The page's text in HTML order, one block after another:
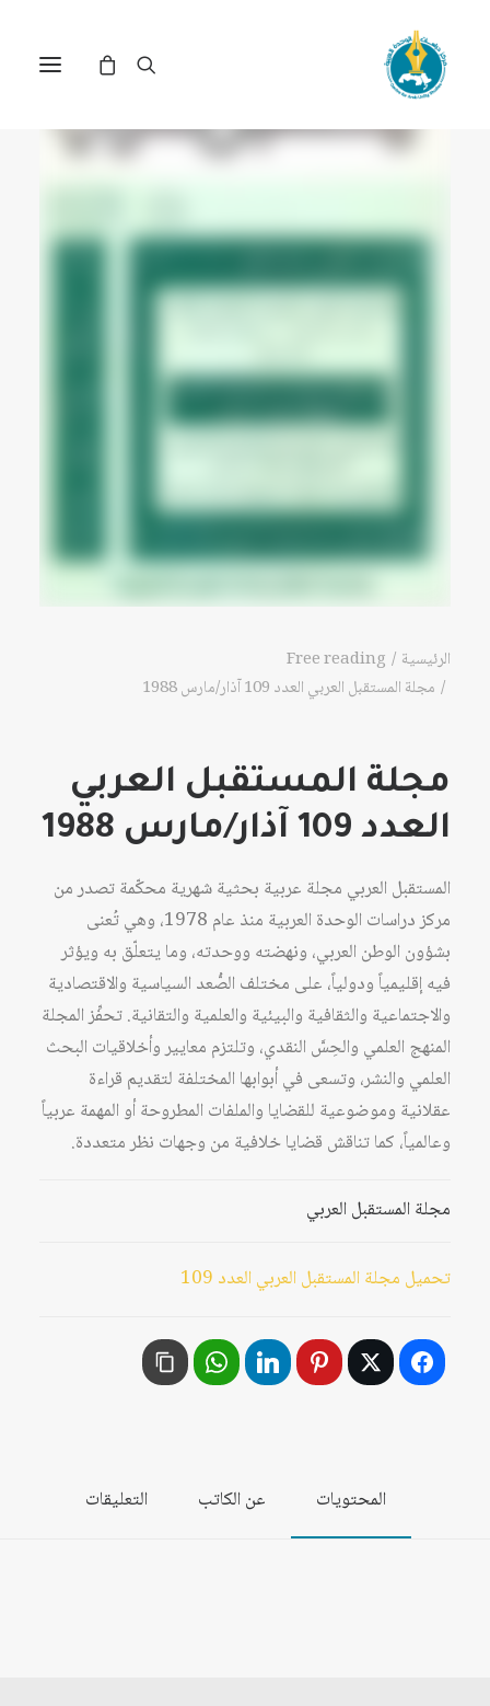
الرئيسية
Free reading
مجلة المستقبل العربي العدد 109 آذار/مارس 1988
مجلة المستقبل العربي
العدد 109 آذار/مارس 1988
المستقبل العربي مجلة عربية بحثية شهرية محكّمة تصدر من
مركز دراسات الوحدة العربية منذ عام 1978، وهي تُعنى
بشؤون الوطن العربي، ونهضته ووحدته، وما يتعلّق به ويؤثر
فيه إقليمياً ودولياً، على مختلف الصُّعد السياسية والاقتصادية
والاجتماعية والثقافية والبيئية والعلمية والتقانية. تحفِّز المجلة
المنهج العلمي والحِسَّ النقدي، وتلتزم معايير وأخلاقيات البحث
العلمي والنشر، وتسعى في أبوابها المختلفة لتقديم قراءة
عقلانية وموضوعية للقضايا والملفات المطروحة أو المهمة عربياً
وعالمياً، كما تناقش قضايا خلافية من وجهات نظر متعددة.
مجلة المستقبل العربي
تحميل مجلة المستقبل العربي العدد 109
المحتويات عن الكاتب التعليقات